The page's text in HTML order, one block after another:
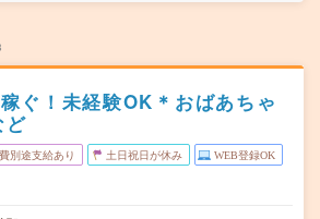
ぐ！未経験OK＊おばあちゃ
ど
別途支給あり 土日祝日が休み WEB登録OK